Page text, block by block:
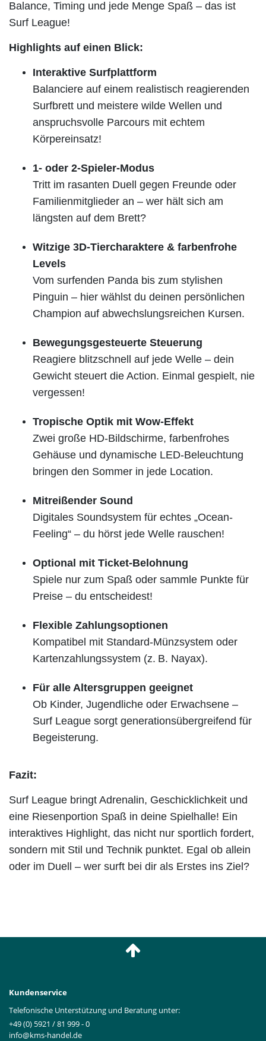
Balance, Timing und jede Menge Spaß – das ist
Surf League!
Highlights auf einen Blick:
Interaktive Surfplattform
Balanciere auf einem realistisch reagierenden
Surfbrett und meistere wilde Wellen und
anspruchsvolle Parcours mit echtem
Körpereinsatz!
1- oder 2-Spieler-Modus
Tritt im rasanten Duell gegen Freunde oder
Familienmitglieder an – wer hält sich am
längsten auf dem Brett?
Witzige 3D-Tiercharaktere & farbenfrohe
Levels
Vom surfenden Panda bis zum stylishen
Pinguin – hier wählst du deinen persönlichen
Champion auf abwechslungsreichen Kursen.
Bewegungsgesteuerte Steuerung
Reagiere blitzschnell auf jede Welle – dein
Gewicht steuert die Action. Einmal gespielt, nie
vergessen!
Tropische Optik mit Wow-Effekt
Zwei große HD-Bildschirme, farbenfrohes
Gehäuse und dynamische LED-Beleuchtung
bringen den Sommer in jede Location.
Mitreißender Sound
Digitales Soundsystem für echtes „Ocean-
Feeling“ – du hörst jede Welle rauschen!
Optional mit Ticket-Belohnung
Spiele nur zum Spaß oder sammle Punkte für
Preise – du entscheidest!
Flexible Zahlungsoptionen
Kompatibel mit Standard-Münzsystem oder
Kartenzahlungssystem (z. B. Nayax).
Für alle Altersgruppen geeignet
Ob Kinder, Jugendliche oder Erwachsene –
Surf League sorgt generationsübergreifend für
Begeisterung.
Fazit:
Surf League bringt Adrenalin, Geschicklichkeit und
eine Riesenportion Spaß in deine Spielhalle! Ein
interaktives Highlight, das nicht nur sportlich fordert,
sondern mit Stil und Technik punktet. Egal ob allein
oder im Duell – wer surft bei dir als Erstes ins Ziel?
Kundenservice
Telefonische Unterstützung und Beratung unter:
+49 (0) 5921 / 81 999 - 0
info@kms-handel.de